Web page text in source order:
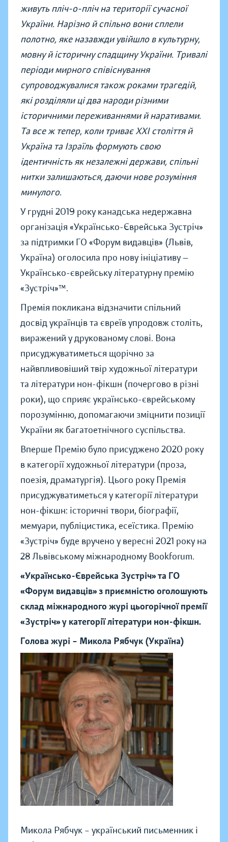
живуть пліч-о-пліч на території сучасної
України. Нарізно й спільно вони сплели
полотно, яке назавжди увійшло в культурну,
мовну й історичну спадщину України. Тривалі
періоди мирного співіснування
супроводжувалися також роками трагедій,
які розділяли ці два народи різними
історичними переживаннями й наративами.
Та все ж тепер, коли триває XXI століття й
Україна та Ізраїль формують свою
ідентичність як незалежні держави, спільні
нитки залишаються, даючи нове розуміння
минулого.
У грудні 2019 року канадська недержавна
організація «Українсько-Єврейська Зустріч»
за підтримки ГО «Форум видавців» (Львів,
Україна) оголосила про нову ініціативу —
Українсько-єврейську літературну премію
«Зустріч»™.
Премія покликана відзначити спільний
досвід українців та євреїв упродовж століть,
виражений у друкованому слові. Вона
присуджуватиметься щорічно за
найвпливовіший твір художньої літератури
та літератури нон-фікшн (почергово в різні
роки), що сприяє українсько-єврейському
порозумінню, допомагаючи зміцнити позиції
України як багатоетнічного суспільства.
Вперше Премію було присуджено 2020 року
в категорії художньої літератури (проза,
поезія, драматургія). Цього року Премія
присуджуватиметься у категорії літератури
нон-фікшн: історичні твори, біографії,
мемуари, публіцистика, есеїстика. Премію
«Зустріч» буде вручено у вересні 2021 року на
28 Львівському міжнародному Bookforum.
«Українсько-Єврейська Зустріч» та ГО
«Форум видавців» з приємністю оголошують
склад міжнародного журі цьогорічної премії
«Зустріч» у категорії літератури нон-фікшн.
Голова журі – Микола Рябчук (Україна)
Микола Рябчук – український письменник і